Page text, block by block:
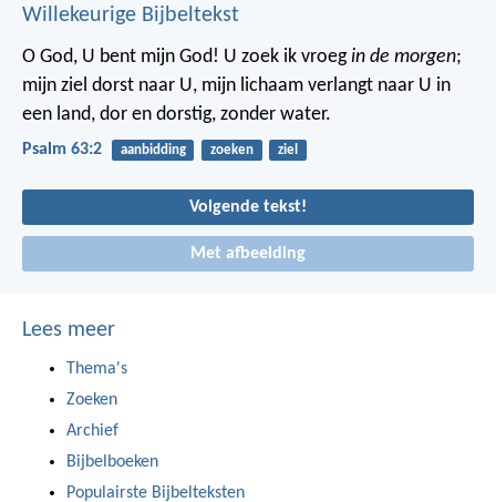
Willekeurige Bijbeltekst
O God, U bent mijn God! U zoek ik vroegin de morgen;
mijn ziel dorst naar U, mijn lichaam verlangt naar U in
een land, dor en dorstig, zonder water.
Psalm 63:2 aanbidding zoeken ziel
Volgende tekst!
Met afbeelding
Lees meer
Thema's
Zoeken
Archief
Bijbelboeken
Populairste Bijbelteksten